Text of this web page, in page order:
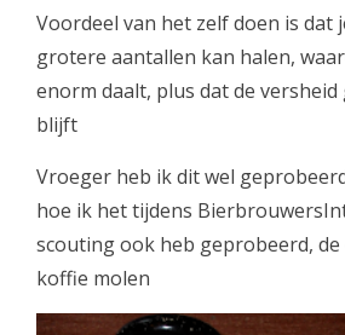
Voordeel van het zelf doen is dat
grotere aantallen kan halen,
enorm daalt, plus dat de
blijft
Vroeger heb ik dit wel
hoe ik het tijdens
scouting ook heb geprobeerd, de
koffie molen